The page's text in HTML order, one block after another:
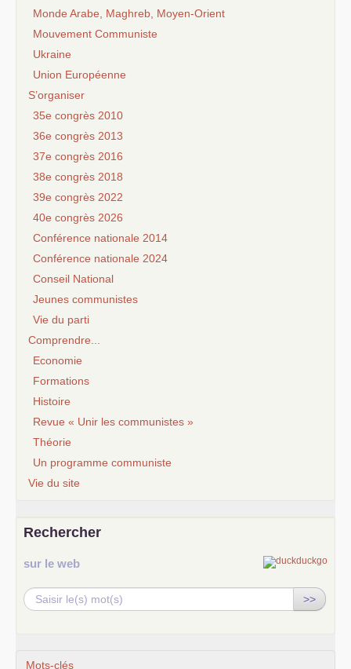
Monde Arabe, Maghreb, Moyen-Orient
Mouvement Communiste
Ukraine
Union Européenne
S’organiser
35e congrès 2010
36e congrès 2013
37e congrès 2016
38e congrès 2018
39e congrès 2022
40e congrès 2026
Conférence nationale 2014
Conférence nationale 2024
Conseil National
Jeunes communistes
Vie du parti
Comprendre...
Economie
Formations
Histoire
Revue « Unir les communistes »
Théorie
Un programme communiste
Vie du site
Rechercher
sur le web
>>
Mots-clés